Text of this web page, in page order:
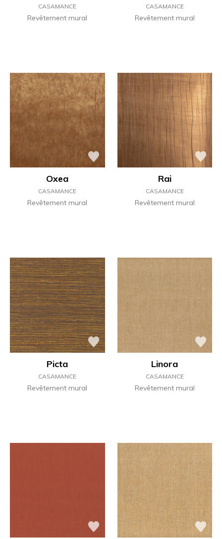
CASAMANCE
Revêtement mural
CASAMANCE
Revêtement mural
Oxea
CASAMANCE
Revêtement mural
Rai
CASAMANCE
Revêtement mural
Picta
CASAMANCE
Revêtement mural
Linora
CASAMANCE
Revêtement mural